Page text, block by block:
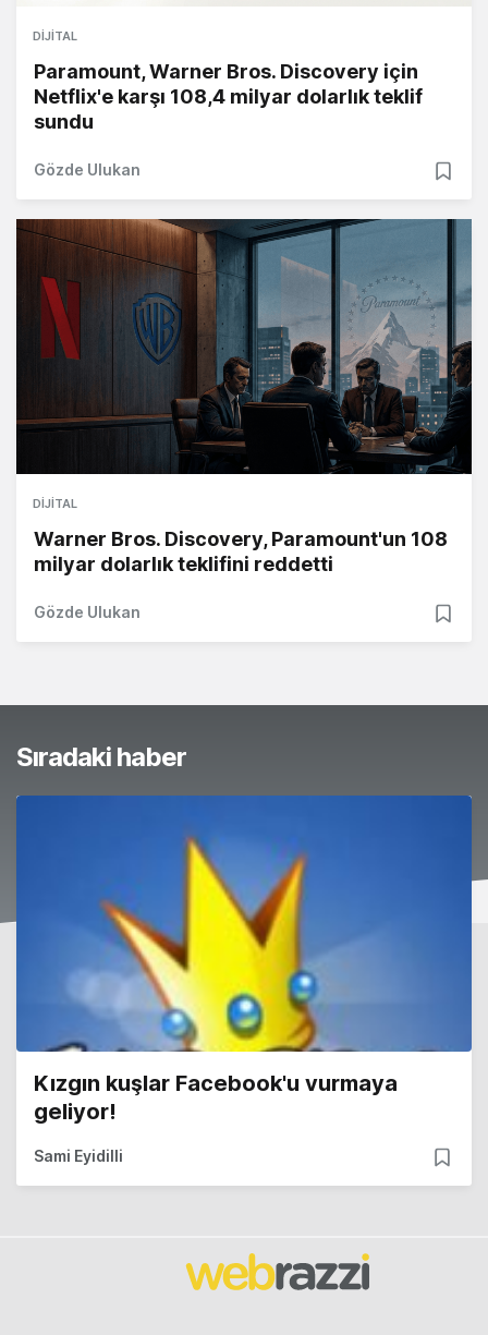
DIJITAL
Paramount, Warner Bros. Discovery için
Netflix'e karşı 108,4 milyar dolarlık teklif
sundu
Gözde Ulukan
DIJITAL
Warner Bros. Discovery, Paramount'un 108
milyar dolarlık teklifini reddetti
Gözde Ulukan
Sıradaki haber
Kızgın kuşlar Facebook'u vurmaya
geliyor!
Sami Eyidilli